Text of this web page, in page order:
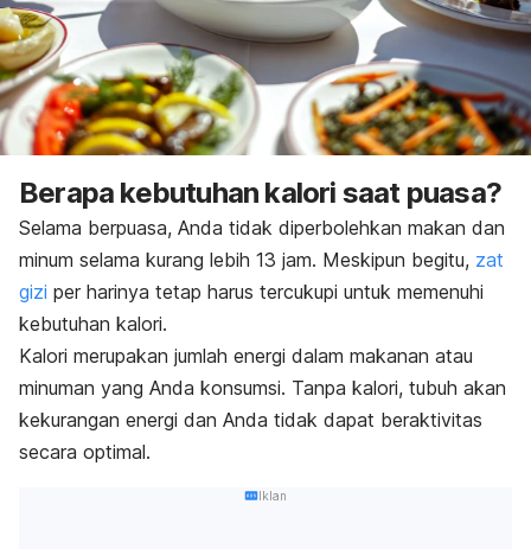
Berapa kebutuhan kalori saat puasa?
Selama berpuasa, Anda tidak diperbolehkan makan dan
minum selama kurang lebih 13 jam. Meskipun begitu, zat
gizi per harinya tetap harus tercukupi untuk memenuhi
kebutuhan kalori.
Kalori merupakan jumlah energi dalam makanan atau
minuman yang Anda konsumsi. Tanpa kalori, tubuh akan
kekurangan energi dan Anda tidak dapat beraktivitas
secara optimal.
Iklan